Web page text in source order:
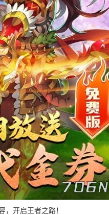
开启王者之路！